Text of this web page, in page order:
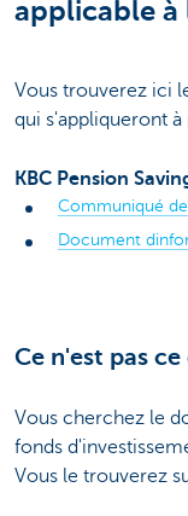
applicable à
Vous trouverez ici
qui s'appliqueront à
KBC Pension
Communiqué
Document
Ce n'est pas
Vous cherchez le
fonds
Vous le trouverez